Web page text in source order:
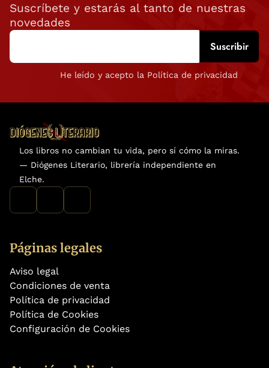
Suscríbete y estarás al tanto de nuestras
novedades
He leído y acepto la Política de privacidad
Los libros no cambian tu vida, pero sí cómo la miras.
— Diógenes Literario, librería independiente en
Elche.
Páginas legales
Aviso legal
Condiciones de venta
Política de privacidad
Política de Cookies
Configuración de Cookies